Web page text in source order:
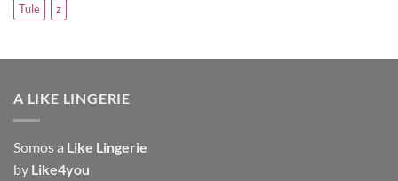
Tule
z
A LIKE LINGERIE
Somos a Like Lingerie
by Like4you